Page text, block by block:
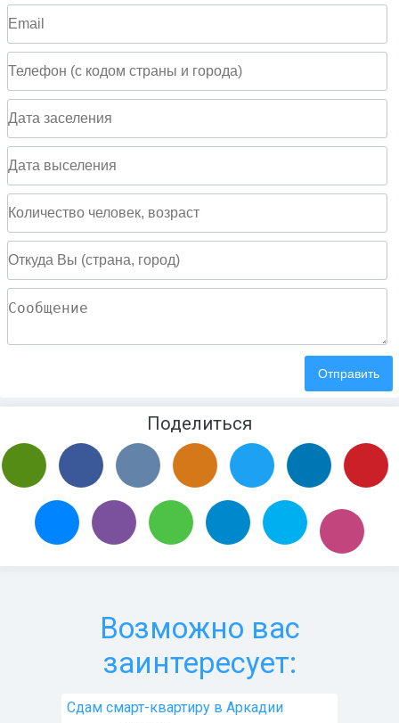
Поделиться
Возможно вас
заинтересует:
Сдам смарт-квартиру в Аркадии